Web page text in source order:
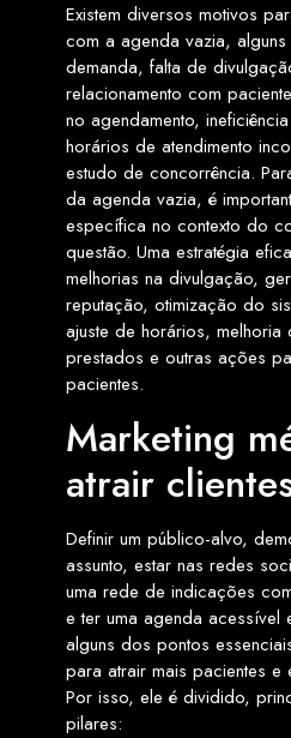
Existem diversos motivos
com a agenda vazia,
demanda, falta de
relacionamento com
no agendamento,
horários de atendimento
estudo de concorrência.
da agenda vazia, é
específica no contexto do
questão. Uma estratégia
melhorias na divulgação,
reputação, otimização do
ajuste de horários, melhoria
prestados e outras ações
pacientes.
Marketing
atrair
Definir um público-alvo,
assunto, estar nas redes
uma rede de indicações
e ter uma agenda acessível
alguns dos pontos
para atrair mais pacientes e
Por isso, ele é dividido,
pilares: